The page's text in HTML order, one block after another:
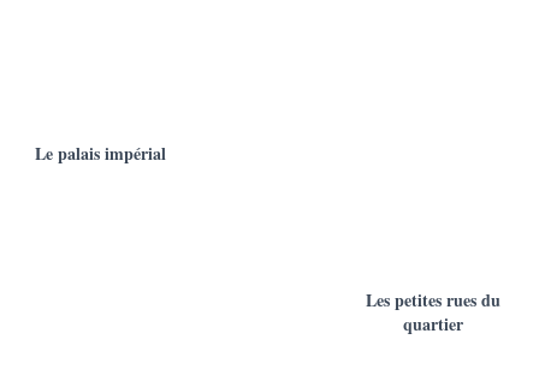
Le palais impérial
Les petites rues du
quartier